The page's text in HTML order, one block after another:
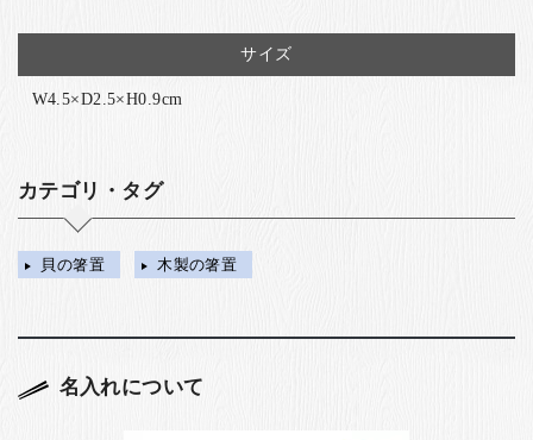
サイズ
W4.5×D2.5×H0.9cm
カテゴリ・タグ
貝の箸置 木製の箸置
名入れについて